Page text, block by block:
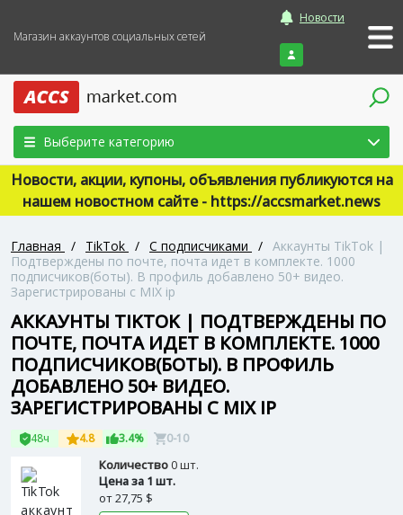
Магазин аккаунтов социальных сетей
Новости
Войти
Выберите категорию
Новости, акции, купоны, объявления публикуются на
нашем новостном сайте - https://accsmarket.news
Главная / TikTok / С подписчиками / Аккаунты TikTok |
Подтверждены по почте, почта идет в комплекте. 1000
подписчиков(боты). В профиль добавлено 50+ видео.
Зарегистрированы с MIX ip
АККАУНТЫ TIKTOK | ПОДТВЕРЖДЕНЫ ПО
ПОЧТЕ, ПОЧТА ИДЕТ В КОМПЛЕКТЕ. 1000
ПОДПИСЧИКОВ(БОТЫ). В ПРОФИЛЬ
ДОБАВЛЕНО 50+ ВИДЕО.
ЗАРЕГИСТРИРОВАНЫ С MIX IP
48ч 4.8 3.4% 0-10
Количество0 шт.
Цена за 1 шт.
от27,75 $